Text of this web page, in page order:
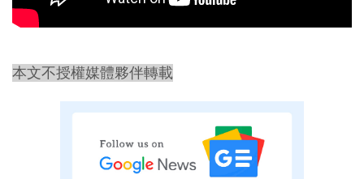
本文不授權媒體夥伴轉載